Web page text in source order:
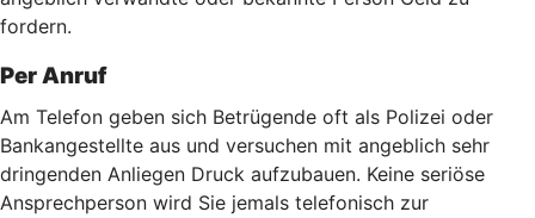
fordern.
Per Anruf
Am Telefon geben sich Betrügende oft als Polizei oder
Bankangestellte aus und versuchen mit angeblich sehr
dringenden Anliegen Druck aufzubauen. Keine seriöse
Ansprechperson wird Sie jemals telefonisch zur